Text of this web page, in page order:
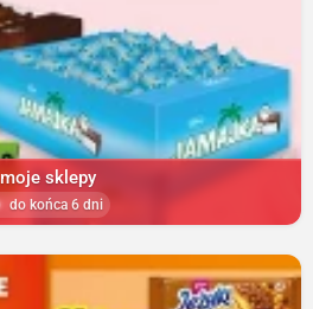
moje sklepy
do końca 6 dni